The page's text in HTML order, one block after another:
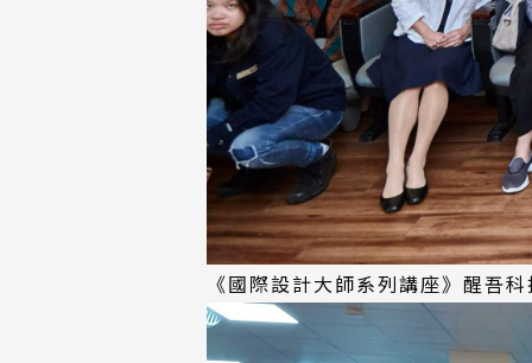
《國際設計大師系列講座》醒吾